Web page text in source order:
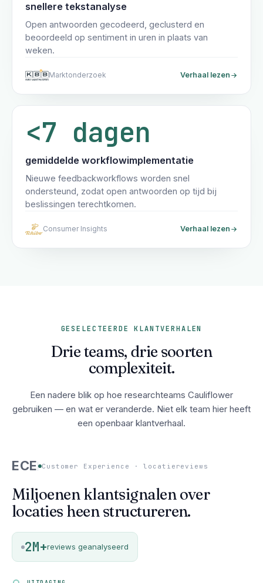
snellere tekstanalyse
Open antwoorden gecodeerd, geclusterd en
beoordeeld op sentiment in uren in plaats van
weken.
Marktonderzoek Verhaal lezen
<7 dagen
gemiddelde workflowimplementatie
Nieuwe feedbackworkflows worden snel
ondersteund, zodat open antwoorden op tijd bij
beslissingen terechtkomen.
Consumer Insights Verhaal lezen
GESELECTEERDE KLANTVERHALEN
Drie teams, drie soorten
complexiteit.
Een nadere blik op hoe researchteams Cauliflower
gebruiken — en wat er veranderde. Niet elk team hier heeft
een openbaar klantverhaal.
ECE Customer Experience · locatiereviews
Miljoenen klantsignalen over
locaties heen structureren.
2M+reviews geanalyseerd